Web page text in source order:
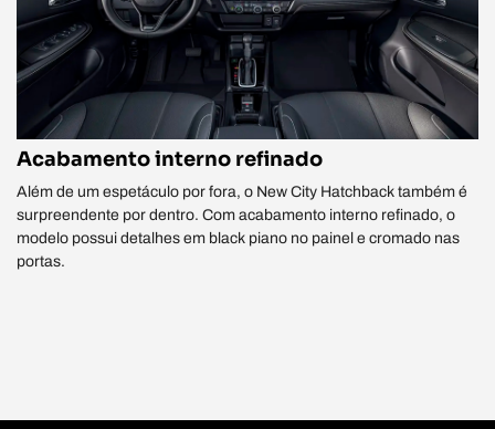
Acabamento interno refinado
Além de um espetáculo por fora, o New City Hatchback também é
surpreendente por dentro. Com acabamento interno refinado, o
modelo possui detalhes em black piano no painel e cromado nas
portas.